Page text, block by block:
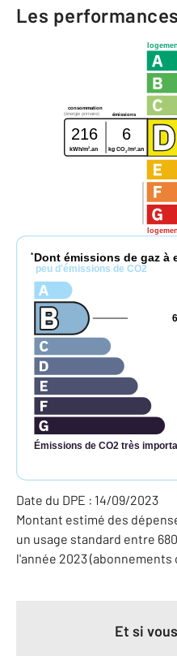
Les
consommation
émissions
(énergie primaire)
216 6
kWh/m2.an kg CO2 /m2 .an
* Dont émissions de gaz à
peu d'émissions de CO2
Émissions de CO2 très
6
Date du DPE : 14/09/2023
Montant estimé des
un usage standard entre
l'année 2023 (abonnements
Et si